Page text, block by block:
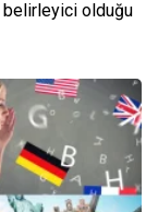
olduğu